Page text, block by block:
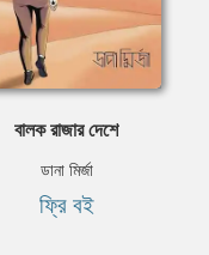
বালক রাজার দেশে
ডানা মির্জা
ফ্রি বই